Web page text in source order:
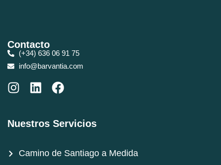
Contacto
(+34) 636 06 91 75
info@barvantia.com
Nuestros Servicios
Camino de Santiago a Medida